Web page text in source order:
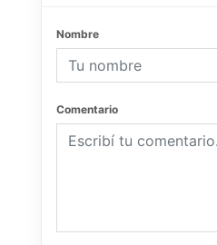
Nombre
Comentario